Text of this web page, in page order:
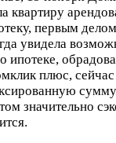
квартиру
первым
увидела
ипотеке,
плюс,
значительно